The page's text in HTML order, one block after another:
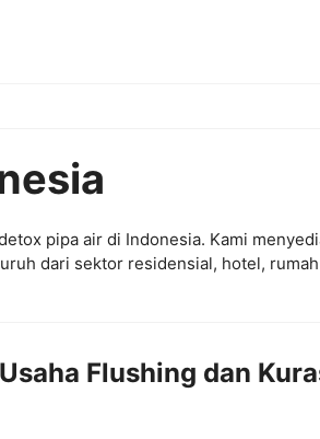
pipa air di Indonesia. Kami
dari sektor residensial, hotel,
Flushing dan